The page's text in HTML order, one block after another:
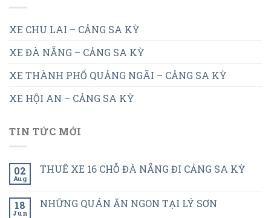
XE CHU LAI – CẢNG SA KỲ
XE ĐÀ NẴNG – CẢNG SA KỲ
XE THÀNH PHỐ QUẢNG NGÃI – CẢNG SA KỲ
XE HỘI AN – CẢNG SA KỲ
TIN TỨC MỚI
02
Aug
THUÊ XE 16 CHỖ ĐÀ NẴNG ĐI CẢNG SA KỲ
18
Jun
NHỮNG QUÁN ĂN NGON TẠI LÝ SƠN